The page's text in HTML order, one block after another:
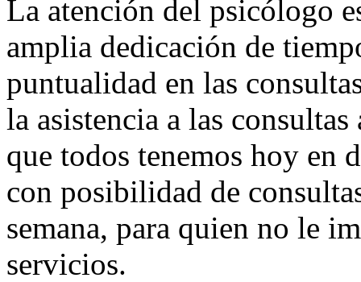
La atención del psicólogo
amplia dedicación de
puntualidad en las
la asistencia a las
que todos tenemos hoy en
con posibilidad de
semana, para quien no le
servicios.